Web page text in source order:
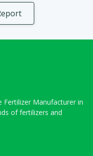
Fertilizer Manufacturer in
of fertilizers and